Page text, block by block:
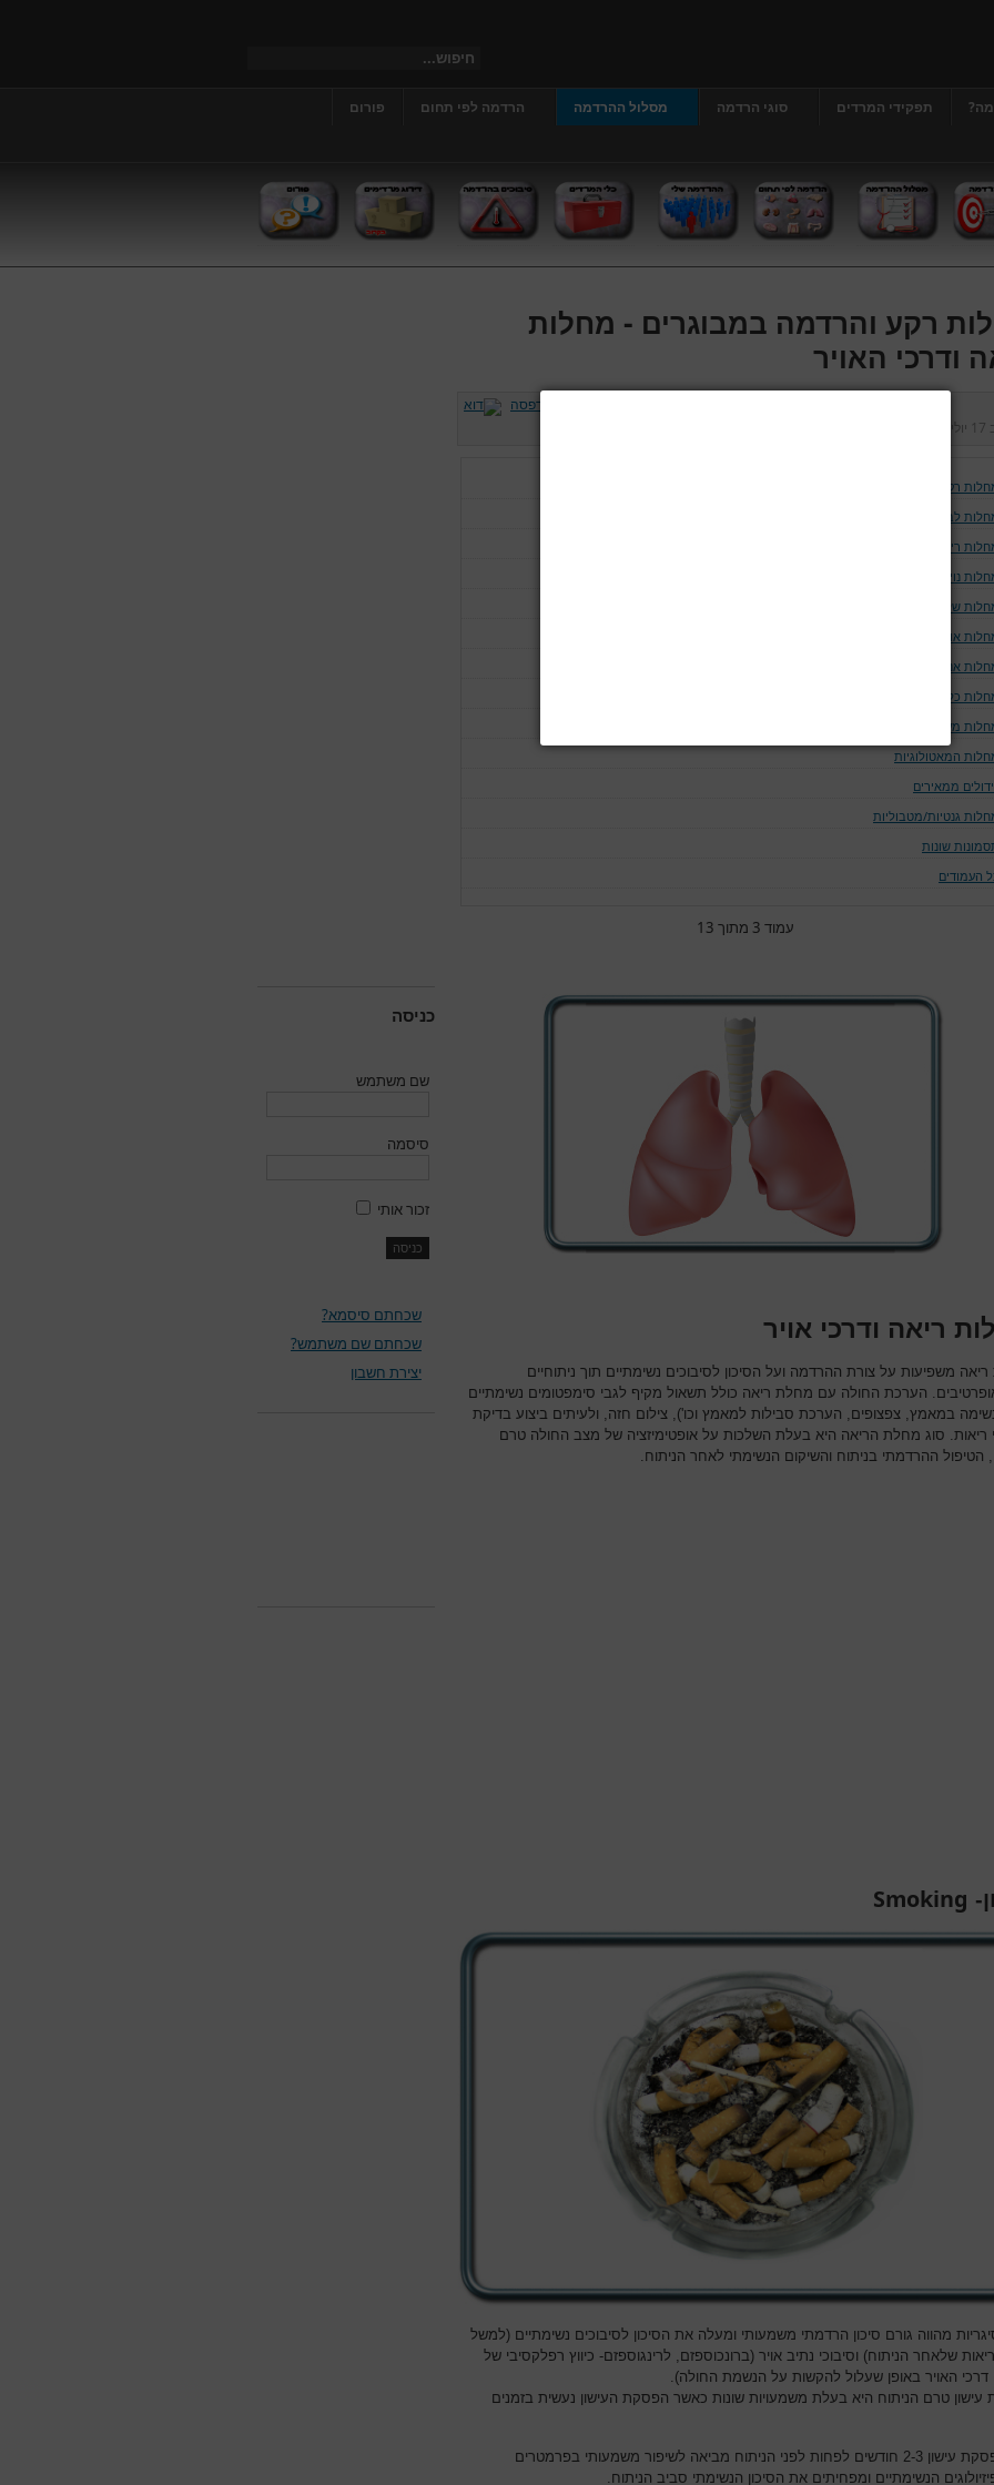
תפקידי המרדים סוגי הרדמה מסלול ההרדמה הרדמה לפי תחום פורום
רקע והרדמה במבוגרים - מחלות
ודרכי האויר
17 יולי 2013
רקע והרדמה במבוגרים
לב וכלי דם
ריאה ודרכי האויר
נוירולוגיות
שלד
אוטו-אימוניות
אנדוקריניות
כליה ומערכת השתן
מערכת העיכול
המאטולוגיות
ממאירים
גנטיות/מטבוליות
שונות
העמודים
עמוד 3 מתוך 13
ריאה ודרכי אויר
משפיעות על צורת ההרדמה ועל הסיכון לסיבוכים נשימתיים תוך ניתוחיים
הערכת החולה עם מחלת ריאה כולל תשאול מקיף לגבי סימפטומים נשימתיים
במאמץ, צפצופים, הערכת סבילות למאמץ וכו'), צילום חזה, ולעיתים ביצוע בדיקת
ריאות. סוג מחלת הריאה היא בעלת השלכות על אופטימיזציה של מצב החולה טרם
הטיפול ההרדמתי בניתוח והשיקום הנשימתי לאחר הניתוח.
Smoking
מהווה גורם סיכון הרדמתי משמעותי ומעלה את הסיכון לסיבוכים נשימתיים (למשל
שלאחר הניתוח) וסיבוכי נתיב אויר (ברונכוספזם, לרינגוספזם- כיווץ רפלקסיבי של
דרכי האויר באופן שעלול להקשות על הנשמת החולה).
טרם הניתוח היא בעלת משמעויות שונות כאשר הפסקת העישון נעשית בזמנים
הפסקת עישון 2-3 חודשים לפחות לפני הניתוח מביאה לשיפור משמעותי בפרמטרים
הנשימתיים ומפחיתים את הסיכון הנשימתי סביב הניתוח.
כניסה
שם משתמש
סיסמה
זכור אותי
שכחתם סיסמא?
שכחתם שם משתמש?
יצירת חשבון